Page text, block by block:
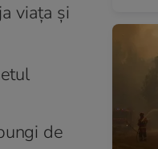
viața și
de